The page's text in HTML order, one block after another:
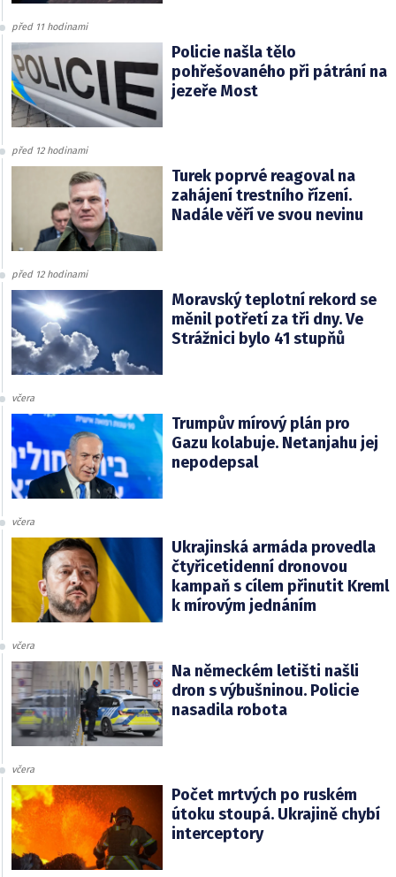
před 11 hodinami
Policie našla tělo
pohřešovaného při pátrání na
jezeře Most
před 12 hodinami
Turek poprvé reagoval na
zahájení trestního řízení.
Nadále věří ve svou nevinu
před 12 hodinami
Moravský teplotní rekord se
měnil potřetí za tři dny. Ve
Strážnici bylo 41 stupňů
včera
Trumpův mírový plán pro
Gazu kolabuje. Netanjahu jej
nepodepsal
včera
Ukrajinská armáda provedla
čtyřicetidenní dronovou
kampaň s cílem přinutit Kreml
k mírovým jednáním
včera
Na německém letišti našli
dron s výbušninou. Policie
nasadila robota
včera
Počet mrtvých po ruském
útoku stoupá. Ukrajině chybí
interceptory